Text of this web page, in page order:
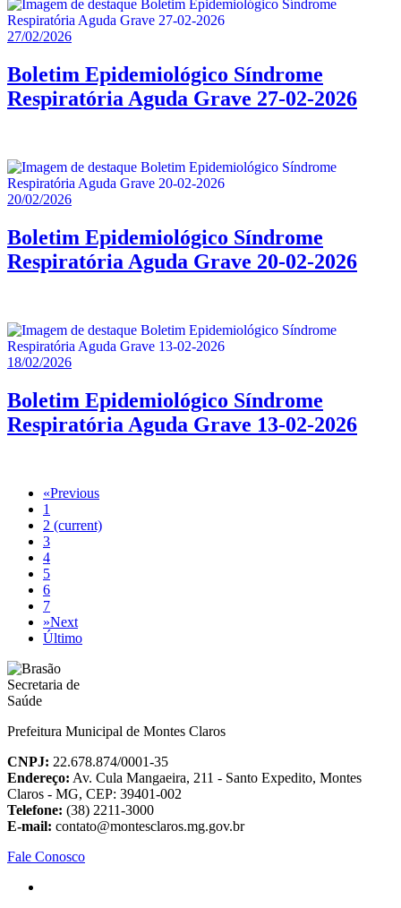
27/02/2026
Boletim Epidemiológico Síndrome
Respiratória Aguda Grave 27-02-2026
20/02/2026
Boletim Epidemiológico Síndrome
Respiratória Aguda Grave 20-02-2026
18/02/2026
Boletim Epidemiológico Síndrome
Respiratória Aguda Grave 13-02-2026
«Previous
1
2 (current)
3
4
5
6
7
»Next
Último
Prefeitura Municipal de Montes Claros
CNPJ: 22.678.874/0001-35
Endereço: Av. Cula Mangaeira, 211 - Santo Expedito, Montes
Claros - MG, CEP: 39401-002
Telefone: (38) 2211-3000
E-mail: contato@montesclaros.mg.gov.br
Fale Conosco